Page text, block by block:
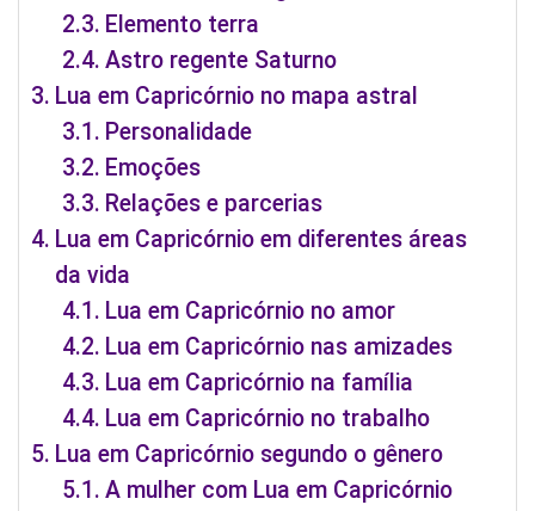
Elemento terra
Astro regente Saturno
Lua em Capricórnio no mapa astral
Personalidade
Emoções
Relações e parcerias
Lua em Capricórnio em diferentes áreas
da vida
Lua em Capricórnio no amor
Lua em Capricórnio nas amizades
Lua em Capricórnio na família
Lua em Capricórnio no trabalho
Lua em Capricórnio segundo o gênero
A mulher com Lua em Capricórnio